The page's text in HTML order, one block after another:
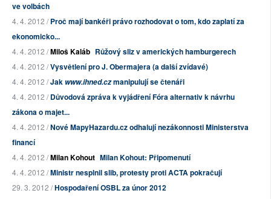
ve volbách
4. 4. 2012 /Proč mají bankéři právo rozhodovat o tom, kdo zaplatí za
ekonomicko...
4. 4. 2012 /Miloš Kaláb Růžový sliz v amerických hamburgerech
4. 4. 2012 /Vysvětlení pro J. Obermajera (a další zvídavé)
4. 4. 2012 /Jak www.ihned.czmanipulují se čtenáři
4. 4. 2012 /Důvodová zpráva k vyjádření Fóra alternativ k návrhu
zákona o majet...
4. 4. 2012 /Nové MapyHazardu.cz odhalují nezákonnosti Ministerstva
financí
4. 4. 2012 /Milan Kohout Milan Kohout: Připomenutí
4. 4. 2012 /Ministr nesplnil slib, protesty proti ACTA pokračují
29. 3. 2012 /Hospodaření OSBL za únor 2012